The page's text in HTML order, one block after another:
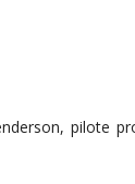
pilote